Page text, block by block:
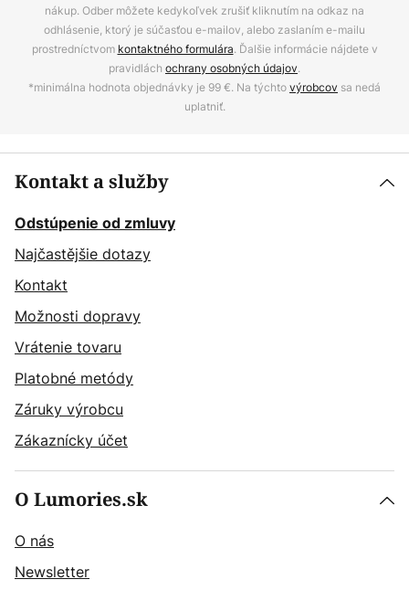
nákup. Odber môžete kedykoľvek zrušiť kliknutím na odkaz na
odhlásenie, ktorý je súčasťou e-mailov, alebo zaslaním e-mailu
prostredníctvom kontaktného formulára. Ďalšie informácie nájdete v
pravidlách ochrany osobných údajov.
*minimálna hodnota objednávky je 99 €. Na týchtovýrobcov sa nedá
uplatniť.
Kontakt a služby
Odstúpenie od zmluvy
Najčastějšie dotazy
Kontakt
Možnosti dopravy
Vrátenie tovaru
Platobné metódy
Záruky výrobcu
Zákaznícky účet
O Lumories.sk
O nás
Newsletter